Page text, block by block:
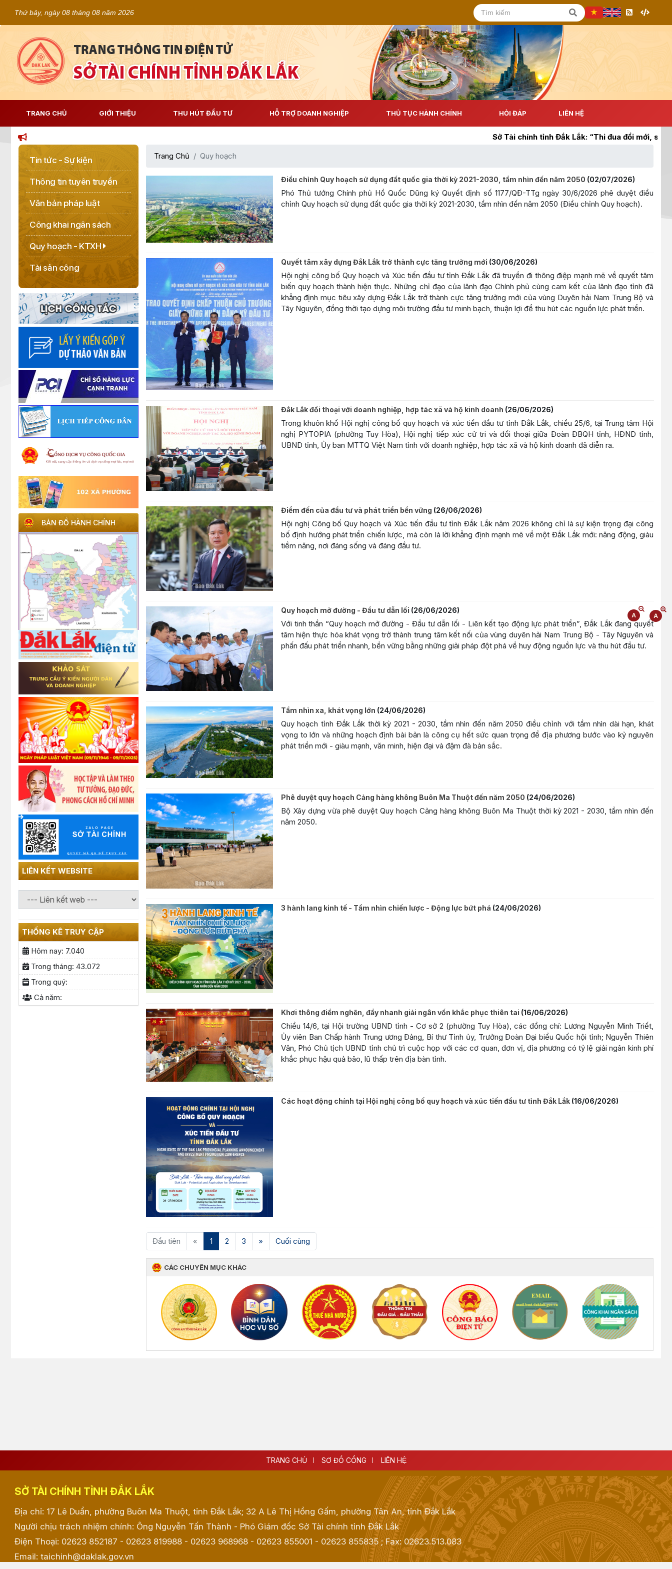
Thứ bảy, ngày 08 tháng 08 năm 2026
TRANG CHỦ GIỚI THIỆU THU HÚT ĐẦU TƯ HỖ TRỢ DOANH NGHIỆP THỦ TỤC HÀNH CHÍNH HỎI ĐÁP LIÊN HỆ
Sở Tài chính tỉnh Đắk Lắk: “Thi đua đổi mới, sáng tạo,
Tin tức - Sự kiện
Thông tin tuyên truyền
Văn bản pháp luật
Công khai ngân sách
Quy hoạch - KTXH
Tài sản công
BẢN ĐỒ HÀNH CHÍNH
LIÊN KẾT WEBSITE
THỐNG KÊ TRUY CẬP
Hôm nay: 7.040
Trong tháng: 43.072
Trong quý:
Cả năm:
Trang Chủ Quy hoạch
Điều chỉnh Quy hoạch sử dụng đất quốc gia thời kỳ 2021-2030, tầm nhìn đến năm 2050 (02/07/2026)
Phó Thủ tướng Chính phủ Hồ Quốc Dũng ký Quyết định số 1177/QĐ-TTg ngày 30/6/2026 phê duyệt điều
chỉnh Quy hoạch sử dụng đất quốc gia thời kỳ 2021-2030, tầm nhìn đến năm 2050 (Điều chỉnh Quy hoạch).
Quyết tâm xây dựng Đắk Lắk trở thành cực tăng trưởng mới (30/06/2026)
Hội nghị công bố Quy hoạch và Xúc tiến đầu tư tỉnh Đắk Lắk đã truyền đi thông điệp mạnh mẽ về quyết tâm
biến quy hoạch thành hiện thực. Những chỉ đạo của lãnh đạo Chính phủ cùng cam kết của lãnh đạo tỉnh đã
khẳng định mục tiêu xây dựng Đắk Lắk trở thành cực tăng trưởng mới của vùng Duyên hải Nam Trung Bộ và
Tây Nguyên, đồng thời tạo dựng môi trường đầu tư minh bạch, thuận lợi để thu hút các nguồn lực phát triển.
Đắk Lắk đối thoại với doanh nghiệp, hợp tác xã và hộ kinh doanh (26/06/2026)
Trong khuôn khổ Hội nghị công bố quy hoạch và xúc tiến đầu tư tỉnh Đắk Lắk, chiều 25/6, tại Trung tâm Hội
nghị PYTOPIA (phường Tuy Hòa), Hội nghị tiếp xúc cử tri và đối thoại giữa Đoàn ĐBQH tỉnh, HĐND tỉnh,
UBND tỉnh, Ủy ban MTTQ Việt Nam tỉnh với doanh nghiệp, hợp tác xã và hộ kinh doanh đã diễn ra.
Điểm đến của đầu tư và phát triển bền vững (26/06/2026)
Hội nghị Công bố Quy hoạch và Xúc tiến đầu tư tỉnh Đắk Lắk năm 2026 không chỉ là sự kiện trọng đại công
bố định hướng phát triển chiến lược, mà còn là lời khẳng định mạnh mẽ về một Đắk Lắk mới: năng động, giàu
tiềm năng, nơi đáng sống và đáng đầu tư.
Quy hoạch mở đường - Đầu tư dẫn lối (26/06/2026)
Với tinh thần “Quy hoạch mở đường - Đầu tư dẫn lối - Liên kết tạo động lực phát triển”, Đắk Lắk đang quyết
tâm hiện thực hóa khát vọng trở thành trung tâm kết nối của vùng duyên hải Nam Trung Bộ - Tây Nguyên và
phấn đấu phát triển nhanh, bền vững bằng những giải pháp đột phá về huy động nguồn lực và thu hút đầu tư.
Tầm nhìn xa, khát vọng lớn (24/06/2026)
Quy hoạch tỉnh Đắk Lắk thời kỳ 2021 - 2030, tầm nhìn đến năm 2050 điều chỉnh với tầm nhìn dài hạn, khát
vọng to lớn và những hoạch định bài bản là công cụ hết sức quan trọng để địa phương bước vào kỷ nguyên
phát triển mới - giàu mạnh, văn minh, hiện đại và đậm đà bản sắc.
Phê duyệt quy hoạch Cảng hàng không Buôn Ma Thuột đến năm 2050 (24/06/2026)
Bộ Xây dựng vừa phê duyệt Quy hoạch Cảng hàng không Buôn Ma Thuột thời kỳ 2021 - 2030, tầm nhìn đến
năm 2050.
3 hành lang kinh tế - Tầm nhìn chiến lược - Động lực bứt phá (24/06/2026)
Khơi thông điểm nghẽn, đẩy nhanh giải ngân vốn khắc phục thiên tai (16/06/2026)
Chiều 14/6, tại Hội trường UBND tỉnh - Cơ sở 2 (phường Tuy Hòa), các đồng chí: Lương Nguyễn Minh Triết,
Ủy viên Ban Chấp hành Trung ương Đảng, Bí thư Tỉnh ủy, Trưởng Đoàn Đại biểu Quốc hội tỉnh; Nguyễn Thiên
Văn, Phó Chủ tịch UBND tỉnh chủ trì cuộc họp với các cơ quan, đơn vị, địa phương có tỷ lệ giải ngân kinh phí
khắc phục hậu quả bão, lũ thấp trên địa bàn tỉnh.
Các hoạt động chính tại Hội nghị công bố quy hoạch và xúc tiến đầu tư tỉnh Đắk Lắk (16/06/2026)
Đầu tiên « 1 (current)
2 3 » Cuối cùng
CÁC CHUYÊN MỤC KHÁC
TRANG CHỦ SƠ ĐỒ CỔNG LIÊN HỆ
SỞ TÀI CHÍNH TỈNH ĐẮK LẮK
Địa chỉ: 17 Lê Duẩn, phường Buôn Ma Thuột, tỉnh Đắk Lắk; 32 A Lê Thị Hồng Gấm, phường Tân An, tỉnh Đắk Lắk
Người chịu trách nhiệm chính: Ông Nguyễn Tấn Thành - Phó Giám đốc Sở Tài chính tỉnh Đắk Lắk
Điện Thoại: 02623 852187 - 02623 819988 - 02623 968968 - 02623 855001 - 02623 855835; Fax:02623.513.083
Email: taichinh@daklak.gov.vn